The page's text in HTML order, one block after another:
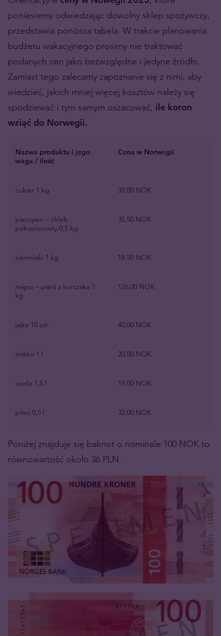
poniesiemy odwiedzając dowolny sklep spożywczy,
przedstawia poniższa tabela. W trakcie planowania
budżetu wakacyjnego prosimy nie traktować
podanych cen jako bezwzględne i jedyne źródło.
Zamiast tego zalecamy zapoznanie się z nimi, aby
wiedzieć, jakich mniej więcej kosztów należy się
spodziewać i tym samym oszacować, ile koron
wziąć do Norwegii.
Nazwa produktu i jego
waga / ilość
Cena w Norwegii
cukier 1 kg 30,00 NOK
pieczywo – chleb
pełnoziarnisty 0,5 kg
35,50 NOK
ziemniaki 1 kg 18,50 NOK
mięso – pierś z kurczaka 1
kg
126,00 NOK
jajka 10 szt. 40,00 NOK
mleko 1 l 20,00 NOK
woda 1,5 l 19,00 NOK
piwo 0,5 l 32,00 NOK
Poniżej znajduje się baknot o nominale 100 NOK to
równowartość około 36 PLN.